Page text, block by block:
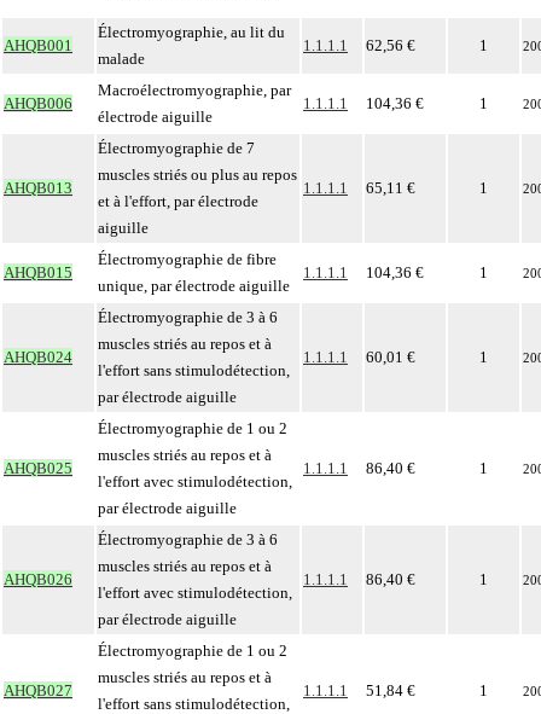
AHQB001
Électromyographie, au lit du
malade
1.1.1.1 62,56 € 1
AHQB006
Macroélectromyographie, par
électrode aiguille
1.1.1.1 104,36 € 1
AHQB013
Électromyographie de 7
muscles striés ou plus au repos
et à l'effort, par électrode
aiguille
1.1.1.1 65,11 € 1
AHQB015
Électromyographie de fibre
unique, par électrode aiguille
1.1.1.1 104,36 € 1
AHQB024
Électromyographie de 3 à 6
muscles striés au repos et à
l'effort sans stimulodétection,
par électrode aiguille
1.1.1.1 60,01 € 1
AHQB025
Électromyographie de 1 ou 2
muscles striés au repos et à
l'effort avec stimulodétection,
par électrode aiguille
1.1.1.1 86,40 € 1
AHQB026
Électromyographie de 3 à 6
muscles striés au repos et à
l'effort avec stimulodétection,
par électrode aiguille
1.1.1.1 86,40 € 1
AHQB027
Électromyographie de 1 ou 2
muscles striés au repos et à
l'effort sans stimulodétection,
1.1.1.1 51,84 € 1